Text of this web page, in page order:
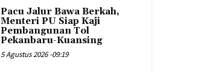
Pacu Jalur Bawa Berkah,
Menteri PU Siap Kaji
Pembangunan Tol
Pekanbaru-Kuansing
5 Agustus 2026 -09:19